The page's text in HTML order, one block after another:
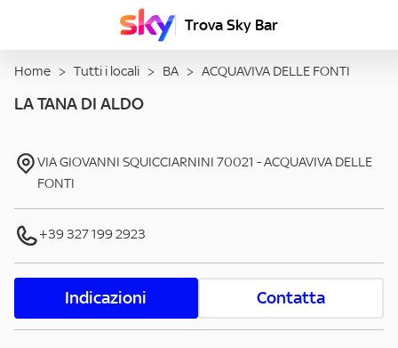
Trova Sky Bar
Home > Tutti i locali > BA > ACQUAVIVA DELLE FONTI
LA TANA DI ALDO
VIA GIOVANNI SQUICCIARNINI 70021 -ACQUAVIVA DELLE
FONTI
+39 327 199 2923
Indicazioni Contatta